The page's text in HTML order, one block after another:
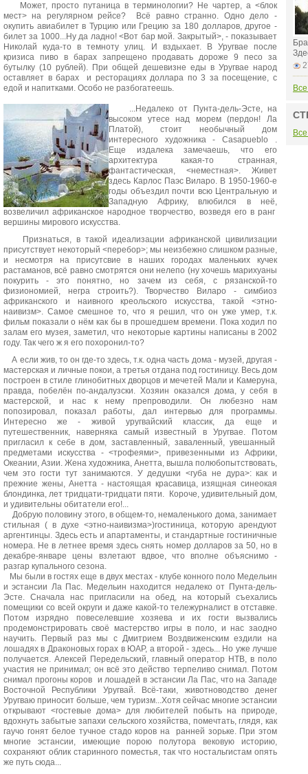
Может, просто путаница в терминологии? Не чартер, а <блок
мест> на регулярном рейсе? Всё равно странно. Одно дело -
окупить авиабилет в Турцию или Грецию за 180 долларов, другое -
билет за 1000...Ну да ладно! <Вот бар мой. Закрытый>, - показывает
Николай куда-то в темноту улиц. И вздыхает. В Уругвае после
кризиса пиво в барах запрещено продавать дороже 9 песо за
бутылку (10 рублей). При общей дешевизне еды в Уругвае народ
оставляет в барах и ресторациях доллара по 3 за посещение, с
едой и напитками. Особо не разбогатеешь.
...Недалеко от Пунта-дель-Эсте, на
высоком утесе над морем (пердон! Ла
Платой), стоит необычный дом
интересного художника - Casapueblo .
Еще издалека замечаешь, что его
архитектура какая-то странная,
фантастическая, <неместная>. Живет
здесь Карлос Паэс Виларо. В 1950-1960-е
годы объездил почти всю Центральную и
Западную Африку, влюбился в неё,
возвеличил африканское народное творчество, возведя его в ранг
вершины мирового искусства.
Признаться, в такой идеализации африканской цивилизации
присутствует некоторый <перебор>; мы неизбежно слишком разные,
и несмотря на присутсвие в наших городах маленьких кучек
растаманов, всё равно смотрятся они нелепо (ну хочешь марихуаны
покурить - это понятно, но зачем из себя, с рязанской-то
физиономией, негра строить?). Творчество Виларо - симбиоз
африканского и наивного креольского искусства, такой <этно-
наивизм>. Самое смешное то, что я решил, что он уже умер, т.к.
фильм показали о нём как бы в прошедшем времени. Пока ходил по
залам его музея, заметил, что некоторые картины написаны в 2002
году. Так чего ж я его похоронил-то?
А если жив, то он где-то здесь, т.к. одна часть дома - музей, другая -
мастерская и личные покои, а третья отдана под гостиницу. Весь дом
построен в стиле глинобитных дворцов и мечетей Мали и Камеруна,
правда, побелён по-андалузски. Хозяин оказался дома, у себя в
мастерской, и нас к нему препроводили. Он любезно нам
попозировал, показал работы, дал интервью для программы.
Интересно же - живой уругвайский классик, да еще и
путешественник, наверняка самый известный в Уругвае. Потом
пригласил к себе в дом, заставленный, заваленный, увешанный
предметами искусства - <трофеями>, привезенными из Африки,
Океании, Азии. Жена художника, Анетта, вышла полюбопытствовать,
чем это гости тут занимаются. У дедушки <губа не дура>: как и
прежние жены, Анетта - настоящая красавица, изящная синеокая
блондинка, лет тридцати-тридцати пяти. Короче, удивительный дом,
и удивительны обитатели его!...
Добрую половину этого, в общем-то, немаленького дома, занимает
стильная ( в духе <этно-наивизма>)гостиница, которую арендуют
аргентинцы. Здесь есть и апартаменты, и стандартные гостиничные
номера. Не в летнее время здесь снять номер долларов за 50, но в
декабре-январе цены взлетают вдвое, что вполне объяснимо -
разгар купального сезона.
Мы были в гостях еще в двух местах - клубе конного поло Медельин
и эстансии Ла Пас. Медельин находится недалеко от Пунта-дель-
Эсте. Сначала нас пригласили на обед, на который съехались
помещики со всей округи и даже какой-то тележурналист в отставке.
Потом изрядно повеселевшие хозяева и их гости вызвались
продемонстрировать своё мастерство игры в поло, и нас заодно
научить. Первый раз мы с Дмитрием Воздвиженским ездили на
лошадях в Драконовых горах в ЮАР, а второй - здесь... Но уже лучше
получается. Алексей Передельский, главный оператор НТВ, в поло
участия не принимал; он всё это действо терпеливо снимал. Потом
снимал прогоны коров и лошадей в эстансии Ла Пас, что на Западе
Восточной Республики Уругвай. Всё-таки, животноводство денег
Уругваю приносит больше, чем туризм...Хотя сейчас многие эстансии
открывают <гостевые дома> для любителей побыть на природе,
вдохнуть забытые запахи сельского хозяйства, помечтать, глядя, как
гаучо гонят белое тучное стадо коров на ранней зорьке. При этом
многие эстансии, имеющие порою полутора вековую историю,
сохраняют облик старинного поместья, так что ностальгистам опять
же путь сюда...